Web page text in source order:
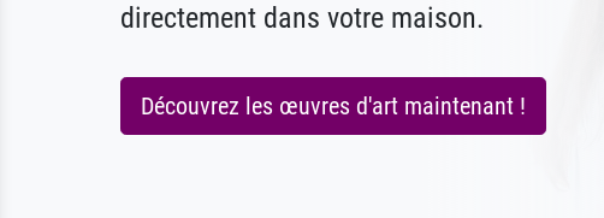
directement dans votre maison.
Découvrez les œuvres d'art maintenant !